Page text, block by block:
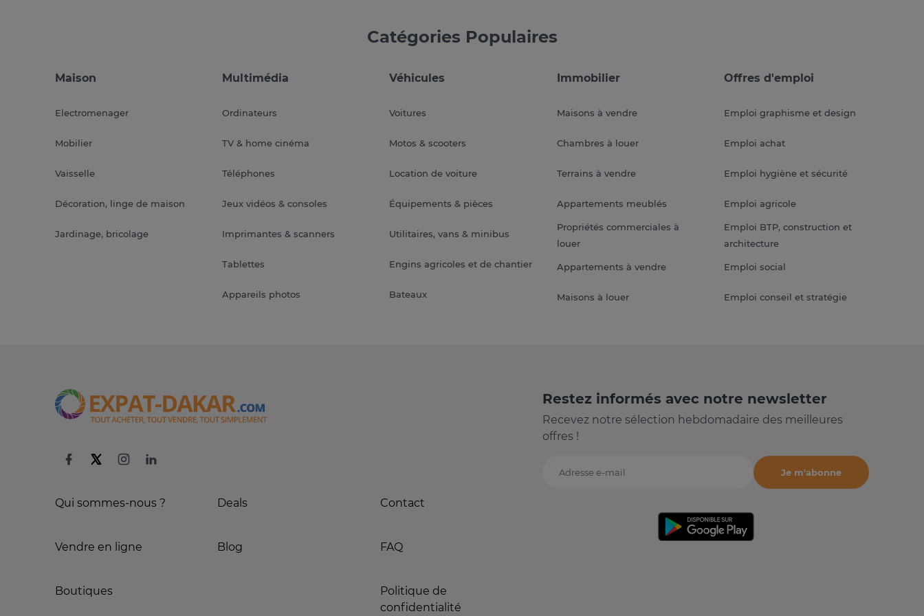
Catégories Populaires
Maison
Electromenager
Mobilier
Vaisselle
Décoration, linge de maison
Jardinage, bricolage
Multimédia
Ordinateurs
TV & home cinéma
Téléphones
Jeux vidéos & consoles
Imprimantes & scanners
Tablettes
Appareils photos
Véhicules
Voitures
Motos & scooters
Location de voiture
Équipements & pièces
Utilitaires, vans & minibus
Engins agricoles et de chantier
Bateaux
Immobilier
Maisons à vendre
Chambres à louer
Terrains à vendre
Appartements meublés
Propriétés commerciales à
louer
Appartements à vendre
Maisons à louer
Offres d'emploi
Emploi graphisme et design
Emploi achat
Emploi hygiène et sécurité
Emploi agricole
Emploi BTP, construction et
architecture
Emploi social
Emploi conseil et stratégie
Qui sommes-nous ?
Vendre en ligne
Boutiques
Deals
Blog
Contact
FAQ
Politique de
confidentialité
Restez informés avec notre newsletter
Recevez notre sélection hebdomadaire des meilleures
offres !
Adresse e-mail
Je m'abonne